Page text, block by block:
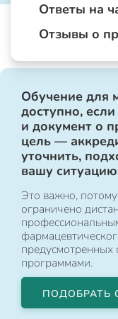
Ответы на
Отзывы о
Обучение для
доступно,
и документ о
цель —
уточнить,
вашу
Это важно,
ограничено
предусмотренных
программами.
ПОДОБРАТЬ